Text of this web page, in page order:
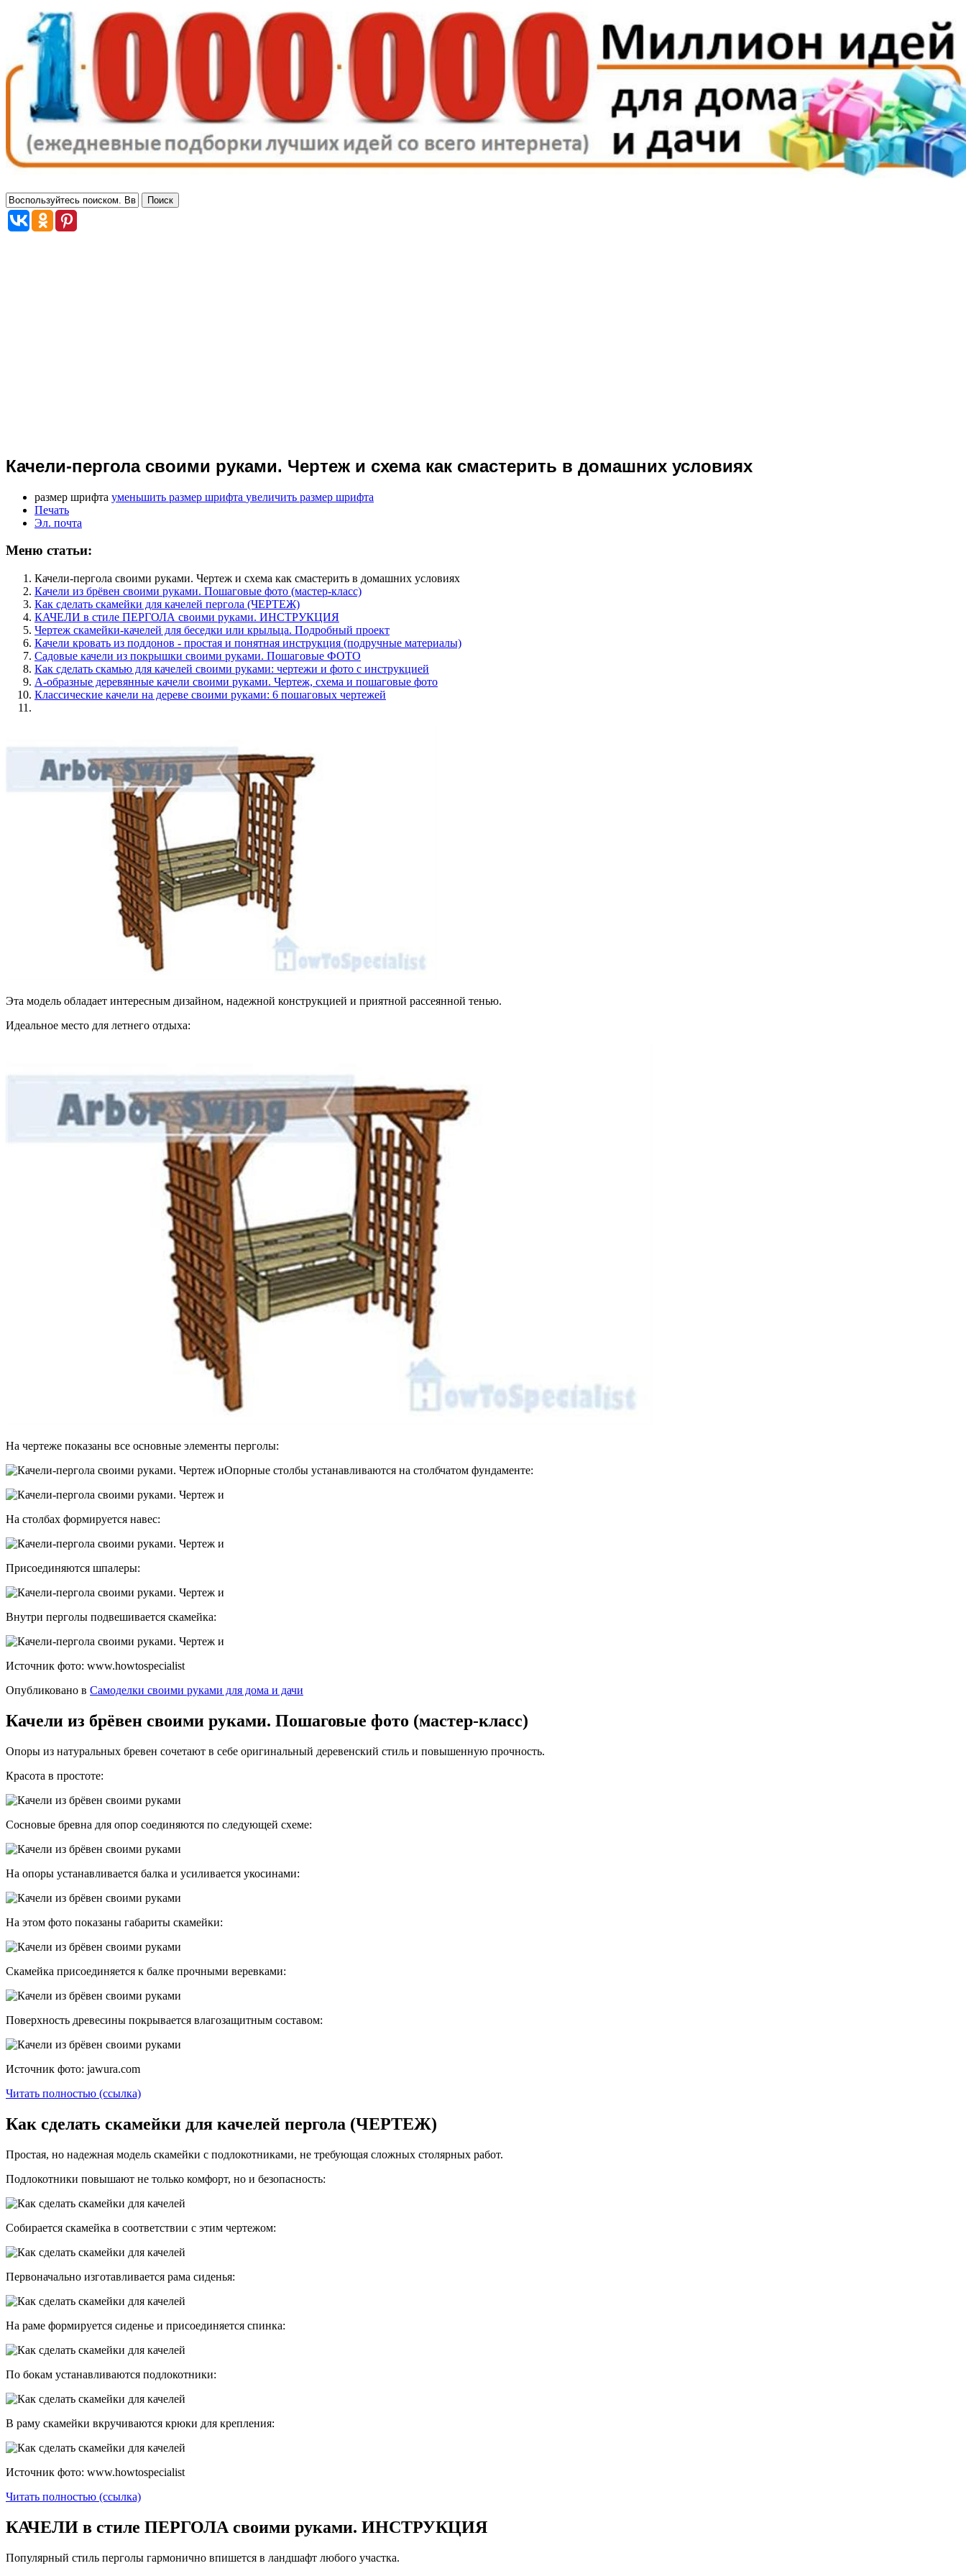
Качели-пергола своими руками. Чертеж и схема как смастерить в домашних условиях
размер шрифта уменьшить размер шрифта увеличить размер шрифта
Печать
Эл. почта
Меню статьи:
Качели-пергола своими руками. Чертеж и схема как смастерить в домашних условиях
Качели из брёвен своими руками. Пошаговые фото (мастер-класс)
Как сделать скамейки для качелей пергола (ЧЕРТЕЖ)
КАЧЕЛИ в стиле ПЕРГОЛА своими руками. ИНСТРУКЦИЯ
Чертеж скамейки-качелей для беседки или крыльца. Подробный проект
Качели кровать из поддонов - простая и понятная инструкция (подручные материалы)
Садовые качели из покрышки своими руками. Пошаговые ФОТО
Как сделать скамью для качелей своими руками: чертежи и фото с инструкцией
А-образные деревянные качели своими руками. Чертеж, схема и пошаговые фото
Классические качели на дереве своими руками: 6 пошаговых чертежей
Эта модель обладает интересным дизайном, надежной конструкцией и приятной рассеянной тенью.
Идеальное место для летнего отдыха:
На чертеже показаны все основные элементы перголы:
Опорные столбы устанавливаются на столбчатом фундаменте:
На столбах формируется навес:
Присоединяются шпалеры:
Внутри перголы подвешивается скамейка:
Источник фото: www.howtospecialist
Опубликовано в Самоделки своими руками для дома и дачи
Качели из брёвен своими руками. Пошаговые фото (мастер-класс)
Опоры из натуральных бревен сочетают в себе оригинальный деревенский стиль и повышенную прочность.
Красота в простоте:
Сосновые бревна для опор соединяются по следующей схеме:
На опоры устанавливается балка и усиливается укосинами:
На этом фото показаны габариты скамейки:
Скамейка присоединяется к балке прочными веревками:
Поверхность древесины покрывается влагозащитным составом:
Источник фото: jawura.com
Читать полностью (ссылка)
Как сделать скамейки для качелей пергола (ЧЕРТЕЖ)
Простая, но надежная модель скамейки с подлокотниками, не требующая сложных столярных работ.
Подлокотники повышают не только комфорт, но и безопасность:
Собирается скамейка в соответствии с этим чертежом:
Первоначально изготавливается рама сиденья:
На раме формируется сиденье и присоединяется спинка:
По бокам устанавливаются подлокотники:
В раму скамейки вкручиваются крюки для крепления:
Источник фото: www.howtospecialist
Читать полностью (ссылка)
КАЧЕЛИ в стиле ПЕРГОЛА своими руками. ИНСТРУКЦИЯ
Популярный стиль перголы гармонично впишется в ландшафт любого участка.